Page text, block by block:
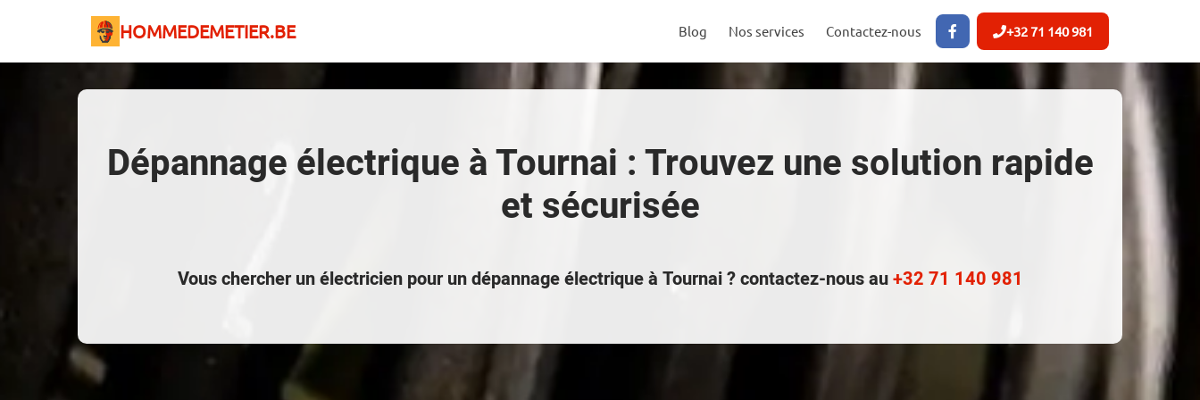
HOMMEDEMETIER.BE Blog Nos services Contactez-nous +32 71 140 981
Dépannage électrique à Tournai : Trouvez une solution rapide
et sécurisée
Vous chercher un électricien pour un dépannage électrique à Tournai ? contactez-nous au+32 71 140 981